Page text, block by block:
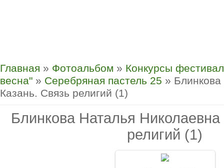
Главная » Фотоальбом » Конкурсы
весна" » Серебряная пастель 25 »
Казань. Связь религий (1)
Блинкова Наталья
религий (1)